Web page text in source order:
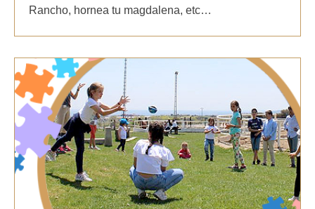
Rancho, hornea tu magdalena, etc…